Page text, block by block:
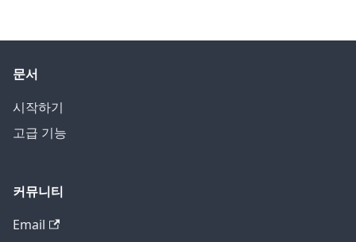
문서
시작하기
고급 기능
커뮤니티
Email